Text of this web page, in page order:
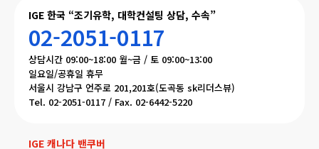
IGE 한국 “조기유학, 대학컨설팅 상담, 수속”
02-2051-0117
상담시간 09:00~18:00 월~금 / 토 09:00~13:00
일요일/공휴일 휴무
서울시 강남구 언주로 201,201호(도곡동 sk리더스뷰)
Tel. 02-2051-0117 / Fax. 02-6442-5220
IGE 캐나다 밴쿠버